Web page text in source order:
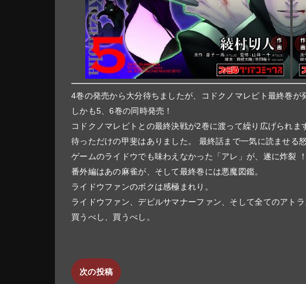
4巻の発売から大分待ちましたが、コドクノマレビト最終巻が
しかも5、6巻の同時発売！
コドクノマレビトとの最終決戦が2巻に渡って繰り広げられま
待っただけの甲斐はありました。 最終話まで一気に読ませる
ゲームのライドウでも味わえなかった「アレ」が、遂に炸裂 ！
番外編はあの麻雀が、そして最終巻には悪魔図鑑。
ライドウファンのボクは感極まれり。
ライドウファン、デビルサマナーファン、そして全てのアトラ
買うべし、買うべし。
次の投稿